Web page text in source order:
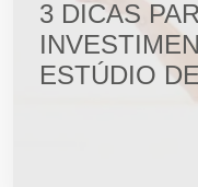
3 DICAS
ESTÚDIO